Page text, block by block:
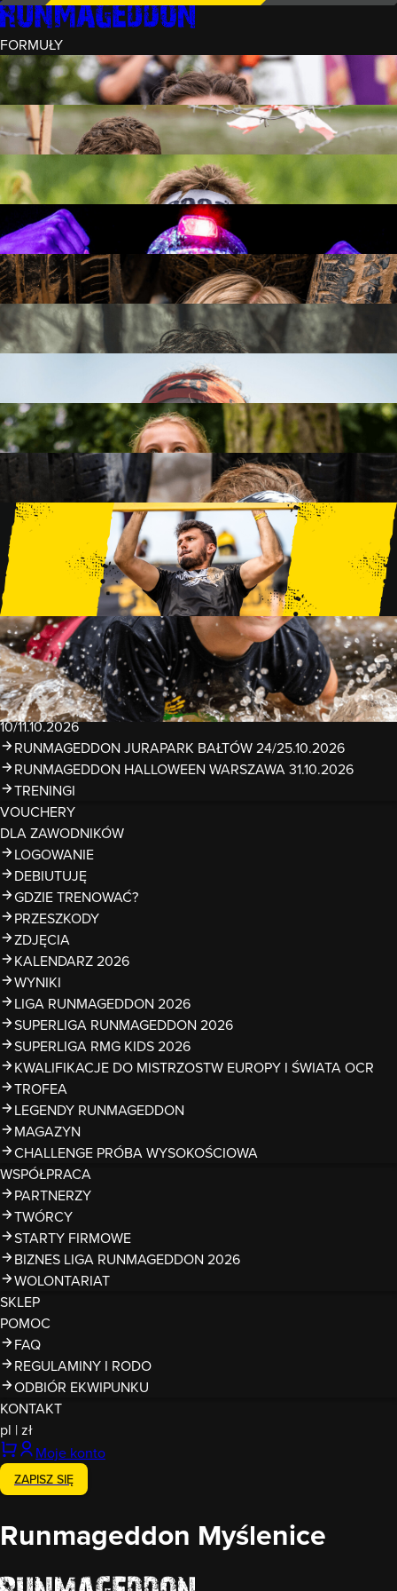
FORMUŁY
INTRO (¼)
15 PRZESZKÓD
3 KM+
REKRUT (½)
30 PRZESZKÓD
6 KM+
RUNMAGEDDON
50 PRZESZKÓD
12 KM+
NOCNY REKRUT (½)
30 PRZESZKÓD
6 KM+
INTRO U-16
15 PRZESZKÓD
3 KM+
RUNMAGEDDON HARDCORE
70 PRZESZKÓD
21 KM+
42 KM+
FAMILY
15 PRZESZKÓD
2 KM+
KIDS
15 PRZESZKÓD
1 KM+
TRENINGI
WYDARZENIA
RUNMAGEDDON LUBLIN ZALEW ZEMBORZYCKI
22/23.08.2026
RUNMAGEDDON ERGO ARENA GDAŃSK/SOPOT
12/13.09.2026
RUNMAGEDDON KIDS: DEMO WARSZAWA 24/26.09.2026
RUNMAGEDDON WROCŁAW KOPALNIA ROLANTOWICE
26/27.09.2026
RUNMAGEDDON WARSZAWA TWIERDZA MODLIN
10/11.10.2026
RUNMAGEDDON JURAPARK BAŁTÓW 24/25.10.2026
RUNMAGEDDON HALLOWEEN WARSZAWA 31.10.2026
TRENINGI
VOUCHERY
DLA ZAWODNIKÓW
LOGOWANIE
DEBIUTUJĘ
GDZIE TRENOWAĆ?
PRZESZKODY
ZDJĘCIA
KALENDARZ 2026
WYNIKI
LIGA RUNMAGEDDON 2026
SUPERLIGA RUNMAGEDDON 2026
SUPERLIGA RMG KIDS 2026
KWALIFIKACJE DO MISTRZOSTW EUROPY I ŚWIATA OCR
TROFEA
LEGENDY RUNMAGEDDON
MAGAZYN
CHALLENGE PRÓBA WYSOKOŚCIOWA
WSPÓŁPRACA
PARTNERZY
TWÓRCY
STARTY FIRMOWE
BIZNES LIGA RUNMAGEDDON 2026
WOLONTARIAT
SKLEP
POMOC
FAQ
REGULAMINY I RODO
ODBIÓR EKWIPUNKU
KONTAKT
pl |zł
Moje konto
ZAPISZ SIĘ
Runmageddon Myślenice